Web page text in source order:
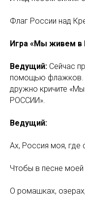
Флаг России над
Игра «Мы живем в
Ведущий: Сейчас
помощью флажков.
дружно кричите
РОССИИ».
Ведущий:
Ах, Россия моя, где
Чтобы в песне моей
О ромашках,